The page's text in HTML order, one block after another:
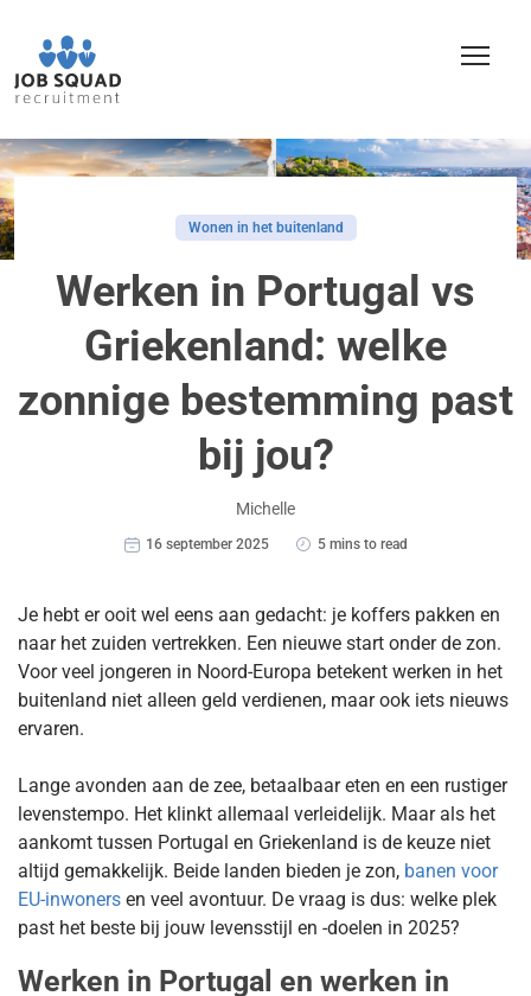
Wonen in het buitenland
Werken in Portugal vs
Griekenland: welke
zonnige bestemming past
bij jou?
Michelle
16 september 2025 5 mins to read
Je hebt er ooit wel eens aan gedacht: je koffers pakken en
naar het zuiden vertrekken. Een nieuwe start onder de zon.
Voor veel jongeren in Noord-Europa betekent werken in het
buitenland niet alleen geld verdienen, maar ook iets nieuws
ervaren.
Lange avonden aan de zee, betaalbaar eten en een rustiger
levenstempo. Het klinkt allemaal verleidelijk. Maar als het
aankomt tussen Portugal en Griekenland is de keuze niet
altijd gemakkelijk. Beide landen bieden je zon, banen voor
EU-inwoners en veel avontuur. De vraag is dus: welke plek
past het beste bij jouw levensstijl en -doelen in 2025?
Werken in Portugal en werken in